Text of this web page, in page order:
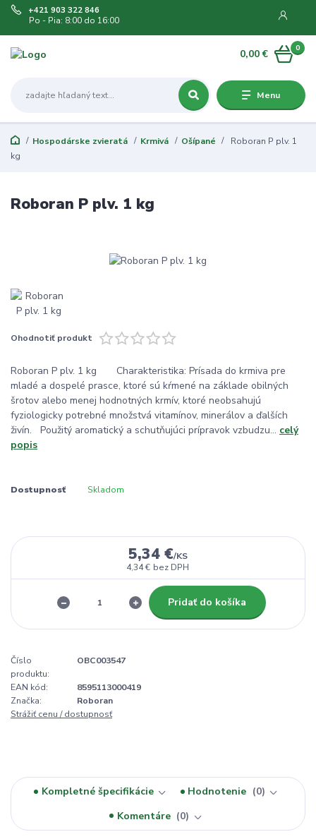
Menu
+421 903 322 846
Po - Pia: 8:00 do 16:00
0
0,00 €
Hospodárske zvieratá Krmivá Ošípané
Roboran P plv. 1
kg
Roboran P plv. 1 kg
Ohodnotiť produkt
Roboran P plv. 1 kg Charakteristika: Prísada do krmiva pre
mladé a dospelé prasce, ktoré sú kŕmené na základe obilných
šrotov alebo menej hodnotných krmív, ktoré neobsahujú
fyziologicky potrebné množstvá vitamínov, minerálov a ďalších
živín. Použitý aromatický a schutňujúci prípravok vzbudzu... celý
popis
Dostupnosť Skladom
5,34 €/KS
4,34 € bez DPH
Pridať do košíka
Číslo
produktu:
OBC003547
EAN kód:
8595113000419
Značka:
Roboran
Strážiť cenu / dostupnosť
Kompletné špecifikácie Hodnotenie
0
Komentáre
0